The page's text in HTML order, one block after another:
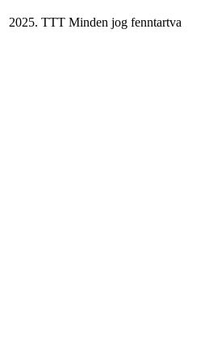
2025. TTT Minden jog fenntartva